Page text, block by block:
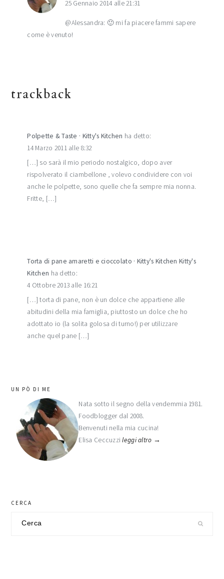
25 Gennaio 2014 alle 21:31
@Alessandra: 🙂 mi fa piacere fammi sapere
come è venuto!
trackback
Polpette & Taste · Kitty's Kitchen ha detto:
14 Marzo 2011 alle 8:32
[…] so sarà il mio periodo nostalgico, dopo aver
rispolverato il ciambellone , volevo condividere con voi
anche le polpette, sono quelle che fa sempre mia nonna.
Fritte, […]
Torta di pane amaretti e cioccolato · Kitty's Kitchen Kitty's
Kitchen ha detto:
4 Ottobre 2013 alle 16:21
[…] torta di pane, non è un dolce che appartiene alle
abitudini della mia famiglia, piuttosto un dolce che ho
adottato io (la solita golosa di turno!) per utilizzare
anche quel pane […]
barra
laterale
primaria
UN PÒ DI ME
Nata sotto il segno della vendemmia 1981.
Foodblogger dal 2008.
Benvenuti nella mia cucina!
Elisa Ceccuzzileggi altro →
CERCA